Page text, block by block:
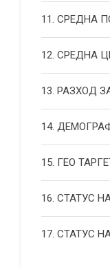
11. СРЕДНА
12. СРЕДНА
13. РАЗХОД
14.
15. ГЕО
16. СТАТУС
17. СТАТУС